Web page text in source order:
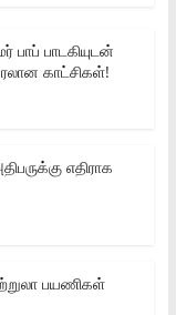
பாப் பாடகியுடன்
காட்சிகள்!
எதிராக
பயணிகள்